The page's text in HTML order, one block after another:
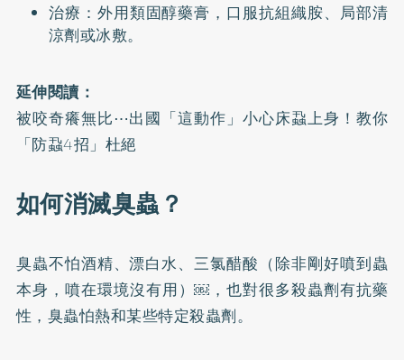
治療：外用類固醇藥膏，口服抗組織胺、局部清
涼劑或冰敷。
延伸閱讀：
被咬奇癢無比⋯出國「這動作」小心床蝨上身！教你
「防蝨4招」杜絕
如何消滅臭蟲？
臭蟲不怕酒精、漂白水、三氯醋酸（除非剛好噴到蟲
本身，噴在環境沒有用）￼，也對很多殺蟲劑有抗藥
性，臭蟲怕熱和某些特定殺蟲劑。